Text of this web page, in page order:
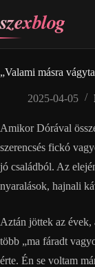
to
content
szexblog
„Valami másra
2025-04-05
Amikor Dórával
szerencsés fickó
jó családból. Az
nyaralások, hajnali
Aztán jöttek az évek,
több „ma fáradt
érte. Én se voltam